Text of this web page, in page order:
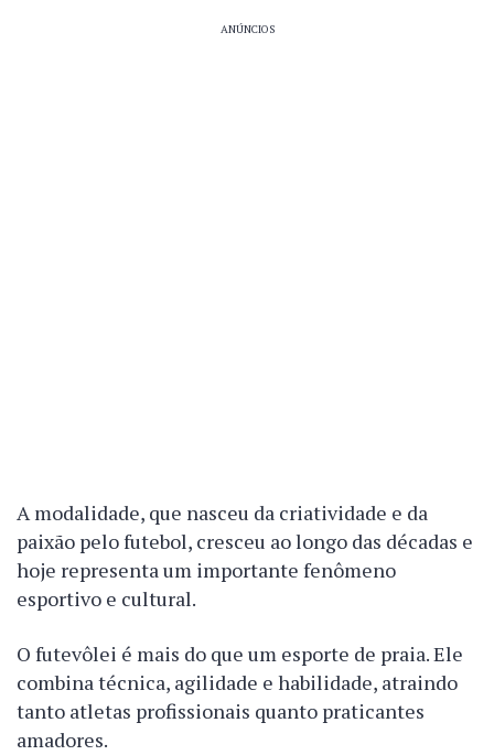
ANÚNCIOS
A modalidade, que nasceu da criatividade e da
paixão pelo futebol, cresceu ao longo das décadas e
hoje representa um importante fenômeno
esportivo e cultural.
O futevôlei é mais do que um esporte de praia. Ele
combina técnica, agilidade e habilidade, atraindo
tanto atletas profissionais quanto praticantes
amadores.